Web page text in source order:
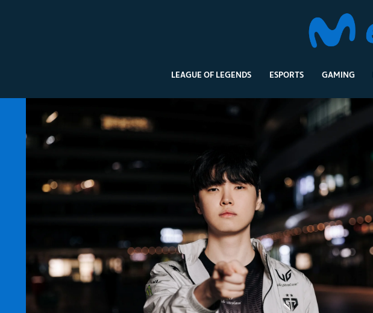
LEAGUE OF LEGENDS ESPORTS GAMING